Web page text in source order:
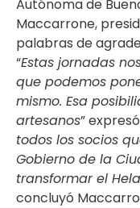
Autónoma de
Maccarrone,
palabras de
“Estas jornadas
que podemos
mismo. Esa
artesanos”
todos los socios
Gobierno de la
transformar el
concluyó